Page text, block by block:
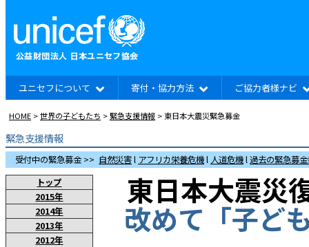
ユニセフについて 寄付・協力方法 ご協力者様ナビ
HOME >世界の子どもたち >緊急支援情報 > 東日本大震災緊急募金
緊急支援情報
受付中の緊急募金 >> 自然災害l アフリカ栄養危機l 人道危機l過去の緊急募
トップ
2015年
2014年
2013年
2012年
東日本大震
改めて「子ど